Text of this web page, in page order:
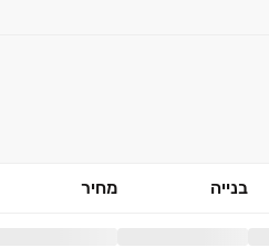
בנייה מחיר